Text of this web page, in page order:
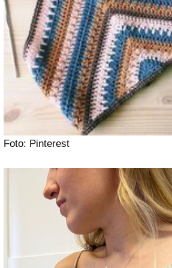
Foto: Pinterest